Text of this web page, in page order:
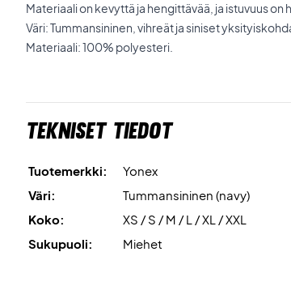
Materiaali on kevyttä ja hengittävää, ja istuvuus on
Väri: Tummansininen, vihreät ja siniset
Materiaali: 100% polyesteri.
Tekniset tiedot
Tuotemerkki:
Yonex
Väri:
Tummansininen (navy)
Koko:
XS / S / M / L / XL / XXL
Sukupuoli:
Miehet